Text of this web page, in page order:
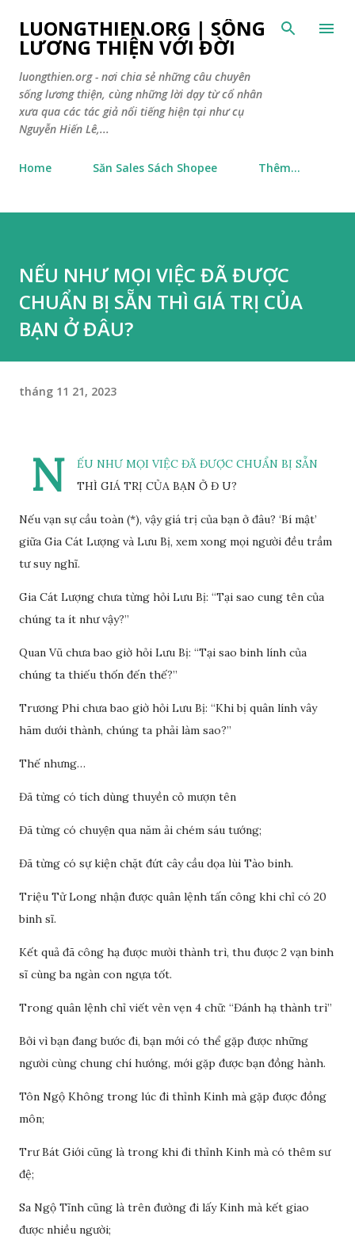
Chuyển đến nội dung chính
LUONGTHIEN.ORG | SỐNG
LƯƠNG THIỆN VỚI ĐỜI
luongthien.org - nơi chia sẻ những câu chuyên
sống lương thiện, cùng những lời dạy từ cổ nhân
xưa qua các tác giả nổi tiếng hiện tại như cụ
Nguyễn Hiến Lê,...
Home Săn Sales Sách Shopee Thêm…
NẾU NHƯ MỌI VIỆC ĐÃ ĐƯỢC
CHUẨN BỊ SẴN THÌ GIÁ TRỊ CỦA
BẠN Ở ĐÂU?
tháng 11 21, 2023
N
ẾU NHƯ MỌI VIỆC ĐÃ ĐƯỢC CHUẨN BỊ SẴN
THÌ GIÁ TRỊ CỦA BẠN Ở Đ U?
Nếu vạn sự cầu toàn (*), vậy giá trị của bạn ở đâu? ‘Bí mật’
giữa Gia Cát Lượng và Lưu Bị, xem xong mọi người đều trầm
tư suy nghĩ.
Gia Cát Lượng chưa từng hỏi Lưu Bị: “Tại sao cung tên của
chúng ta ít như vậy?”
Quan Vũ chưa bao giờ hỏi Lưu Bị: “Tại sao binh lính của
chúng ta thiếu thốn đến thế?”
Trương Phi chưa bao giờ hỏi Lưu Bị: “Khi bị quân lính vây
hãm dưới thành, chúng ta phải làm sao?”
Thế nhưng…
Đã từng có tích dùng thuyền cỏ mượn tên
Đã từng có chuyện qua năm ải chém sáu tướng;
Đã từng có sự kiện chặt đứt cây cầu dọa lùi Tào binh.
Triệu Tử Long nhận được quân lệnh tấn công khi chỉ có 20
binh sĩ.
Kết quả đã công hạ được mười thành trì, thu được 2 vạn binh
sĩ cùng ba ngàn con ngựa tốt.
Trong quân lệnh chỉ viết vẻn vẹn 4 chữ: “Đánh hạ thành trì”
Bởi vì bạn đang bước đi, bạn mới có thể gặp được những
người cùng chung chí hướng, mới gặp được bạn đồng hành.
Tôn Ngộ Không trong lúc đi thỉnh Kinh mà gặp được đồng
môn;
Trư Bát Giới cũng là trong khi đi thỉnh Kinh mà có thêm sư
đệ;
Sa Ngộ Tĩnh cũng là trên đường đi lấy Kinh mà kết giao
được nhiều người;